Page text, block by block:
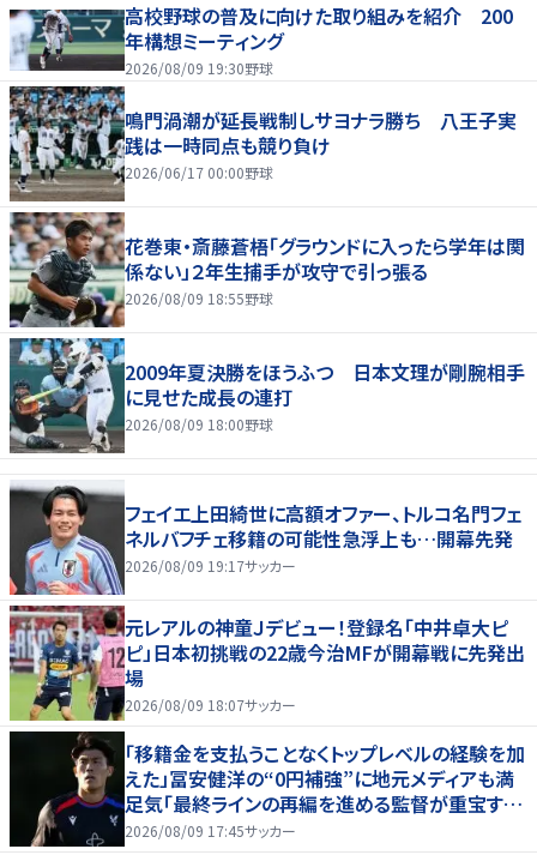
高校野球の普及に向けた取り組みを紹介 200
年構想ミーティング
2026/08/09 19:30野球
鳴門渦潮が延長戦制しサヨナラ勝ち 八王子実
践は一時同点も競り負け
2026/06/17 00:00野球
花巻東・斎藤蒼梧「グラウンドに入ったら学年は関
係ない」２年生捕手が攻守で引っ張る
2026/08/09 18:55野球
2009年夏決勝をほうふつ 日本文理が剛腕相手
に見せた成長の連打
2026/08/09 18:00野球
フェイエ上田綺世に高額オファー、トルコ名門フェ
ネルバフチェ移籍の可能性急浮上も…開幕先発
2026/08/09 19:17サッカー
元レアルの神童Ｊデビュー！登録名「中井卓大ピ
ピ」日本初挑戦の22歳今治MFが開幕戦に先発出
場
2026/08/09 18:07サッカー
「移籍金を支払うことなくトップレベルの経験を加
えた」冨安健洋の“0円補強”に地元メディアも満
足気「最終ラインの再編を進める監督が重宝する
柔軟性を備えている」
2026/08/09 17:45サッカー